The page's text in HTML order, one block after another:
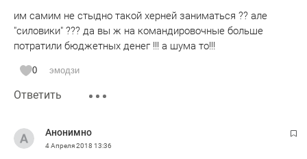
им самим не стыдно такой херней заниматься ?? але
"силовики" ??? да вы ж на командировочные больше
потратили бюджетных денег !!! а шума то!!!
0 эмодзи
Ответить
Анонимно
4 Апреля 2018 13:36